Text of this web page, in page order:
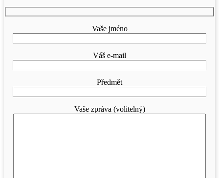
Vaše jméno
Váš e-mail
Předmět
Vaše zpráva (volitelný)